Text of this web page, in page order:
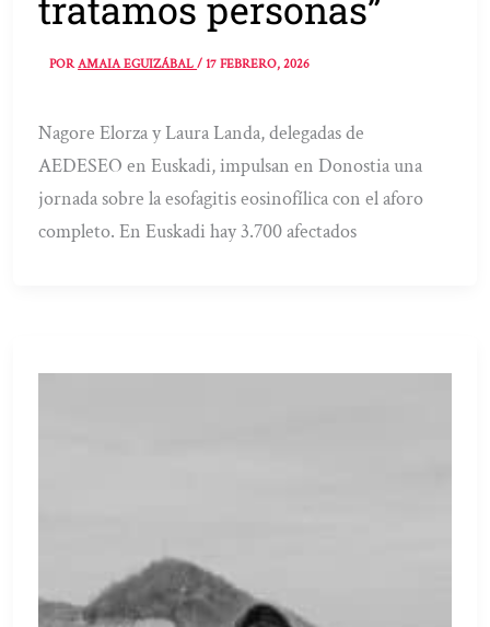
PORAMAIA EGUIZÁBAL/17 FEBRERO, 2026
Nagore Elorza y Laura Landa, delegadas de
AEDESEO en Euskadi, impulsan en Donostia una
jornada sobre la esofagitis eosinofílica con el aforo
completo. En Euskadi hay 3.700 afectados